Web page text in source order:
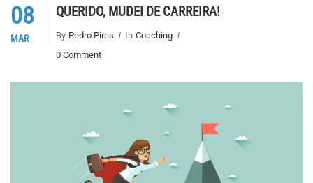
08
MAR
QUERIDO, MUDEI DE CARREIRA!
By Pedro Pires In Coaching
0 Comment